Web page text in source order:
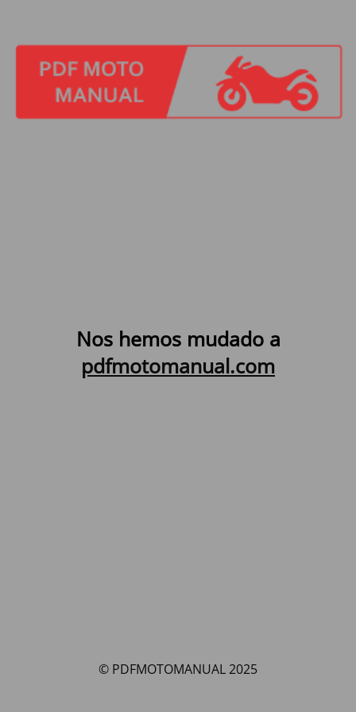
Nos hemos mudado a
pdfmotomanual.com
© PDFMOTOMANUAL 2025